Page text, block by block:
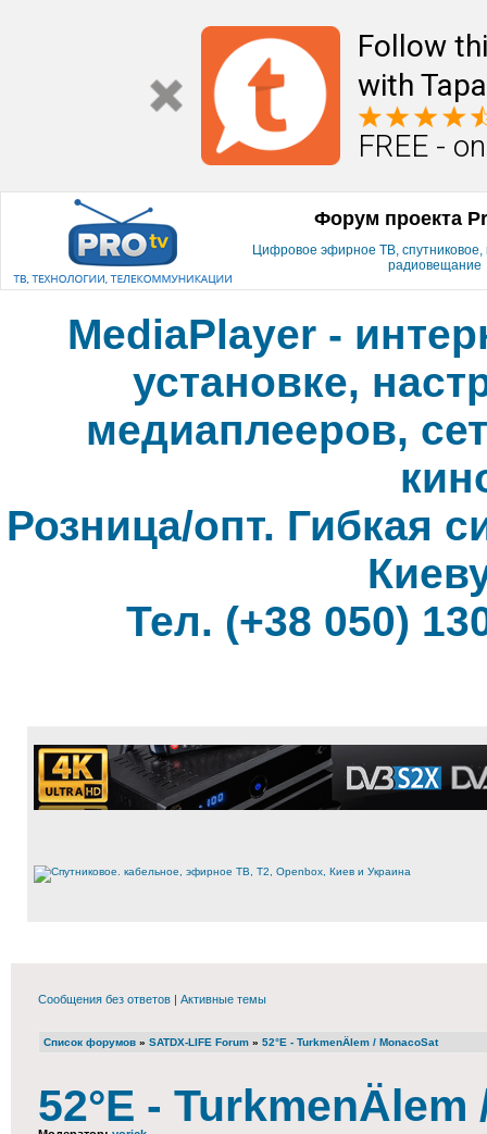
Follow
with
FREE -
Форум проекта
Цифровое эфирное ТВ, спутниковое,
радиовещание
MediaPlayer -
установке,
медиаплееров,
Розница/опт. Гибкая
Тел. (+38 050)
Сообщения без ответов | Активные темы
Список форумов » SATDX-LIFE Forum » 52°E - TurkmenÄlem / MonacoSat
52°E -